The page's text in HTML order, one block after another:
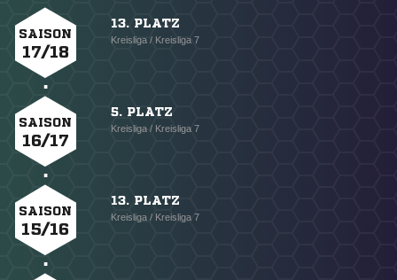
SAISON
17/18
13. PLATZ
Kreisliga / Kreisliga 7
SAISON
16/17
5. PLATZ
Kreisliga / Kreisliga 7
SAISON
15/16
13. PLATZ
Kreisliga / Kreisliga 7